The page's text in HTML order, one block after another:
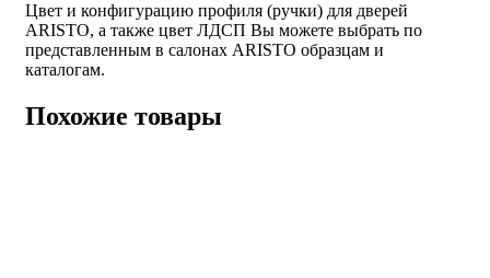
Цвет и конфигурацию профиля (ручки) для дверей
ARISTO, а также цвет ЛДСП Вы можете выбрать по
представленным в салонах ARISTO образцам и
каталогам.
Похожие товары